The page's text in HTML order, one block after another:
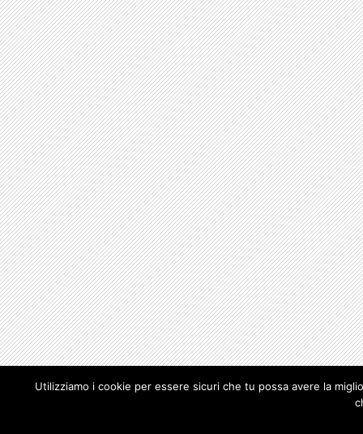
Utilizziamo i cookie per essere sicuri che tu possa avere la